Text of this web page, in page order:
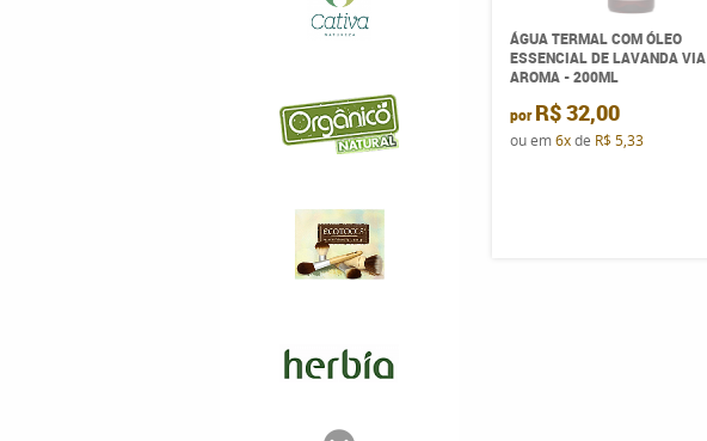
ÁGUA TERMAL COM ÓLEO
ESSENCIAL DE LAVANDA VIA
AROMA - 200ML
por R$ 32,00
ou em6xde R$ 5,33